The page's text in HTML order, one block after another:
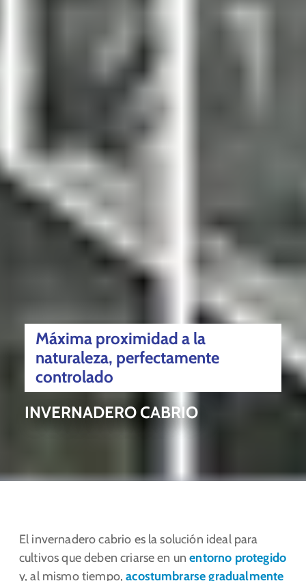
INVERNADERO CABRIO
Máxima proximidad a la
naturaleza, perfectamente
controlado
El invernadero cabrio es la solución ideal para
cultivos que deben criarse en unentorno protegido
y, al mismo tiempo,acostumbrarse gradualmente